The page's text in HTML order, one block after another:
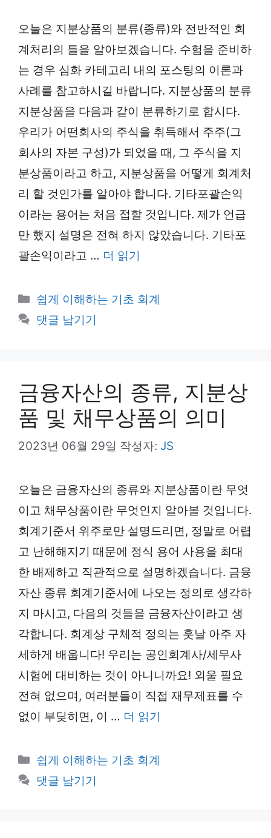
오늘은 지분상품의 분류(종류)와 전반적인 회
계처리의 틀을 알아보겠습니다. 수험을 준비하
는 경우 심화 카테고리 내의 포스팅의 이론과
사례를 참고하시길 바랍니다. 지분상품의 분류
지분상품을 다음과 같이 분류하기로 합시다.
우리가 어떤회사의 주식을 취득해서 주주(그
회사의 자본 구성)가 되었을 때, 그 주식을 지
분상품이라고 하고, 지분상품을 어떻게 회계처
리 할 것인가를 알아야 합니다. 기타포괄손익
이라는 용어는 처음 접할 것입니다. 제가 언급
만 했지 설명은 전혀 하지 않았습니다. 기타포
괄손익이라고 … 더 읽기
카
테
쉽게 이해하는 기초 회계
댓글 남기기
금융자산의 종류, 지분상
품 및 채무상품의 의미
2023년 06월 29일 작성자: JS
오늘은 금융자산의 종류와 지분상품이란 무엇
이고 채무상품이란 무엇인지 알아볼 것입니다.
회계기준서 위주로만 설명드리면, 정말로 어렵
고 난해해지기 때문에 정식 용어 사용을 최대
한 배제하고 직관적으로 설명하겠습니다. 금융
자산 종류 회계기준서에 나오는 정의로 생각하
지 마시고, 다음의 것들을 금융자산이라고 생
각합니다. 회계상 구체적 정의는 훗날 아주 자
세하게 배웁니다! 우리는 공인회계사/세무사
시험에 대비하는 것이 아니니까요! 외울 필요
전혀 없으며, 여러분들이 직접 재무제표를 수
없이 부딪히면, 이 … 더 읽기
카
테
고
쉽게 이해하는 기초 회계
댓글 남기기